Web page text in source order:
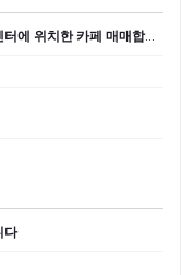
1,266. 브리즈번에서 남쪽으로 2시간 거리 - 쇼핑센터에 위치한 카페 매매합니다
다